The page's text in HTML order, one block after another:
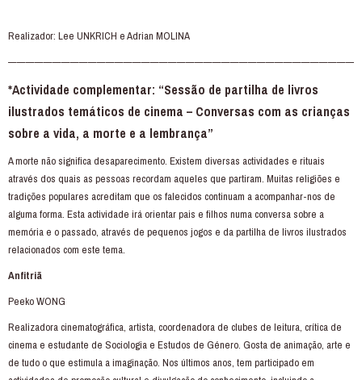
Realizador: Lee UNKRICH e Adrian MOLINA
*Actividade complementar: “Sessão de partilha de livros
ilustrados temáticos de cinema – Conversas com as crianças
sobre a vida, a morte e a lembrança”
A morte não significa desaparecimento. Existem diversas actividades e rituais
através dos quais as pessoas recordam aqueles que partiram. Muitas religiões e
tradições populares acreditam que os falecidos continuam a acompanhar-nos de
alguma forma. Esta actividade irá orientar pais e filhos numa conversa sobre a
memória e o passado, através de pequenos jogos e da partilha de livros ilustrados
relacionados com este tema.
Anfitriã
Peeko WONG
Realizadora cinematográfica, artista, coordenadora de clubes de leitura, crítica de
cinema e estudante de Sociologia e Estudos de Género. Gosta de animação, arte e
de tudo o que estimula a imaginação. Nos últimos anos, tem participado em